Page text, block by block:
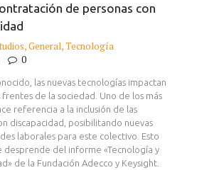
de personas con
,General,Tecnología
0
las nuevas tecnologías impactan
frentes de la sociedad. Uno de los más
referencia a la inclusión de las
discapacidad, posibilitando nuevas
laborales para este colectivo. Esto
desprende del informe «Tecnología y
de la Fundación Adecco y Keysight.